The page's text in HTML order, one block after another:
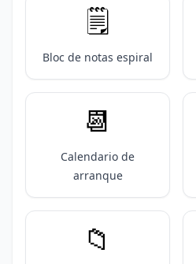
🗒️
Bloc de notas espiral
📆
Calendario de
arranque
📁